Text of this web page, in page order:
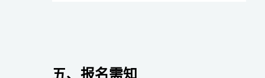
五、报名需知